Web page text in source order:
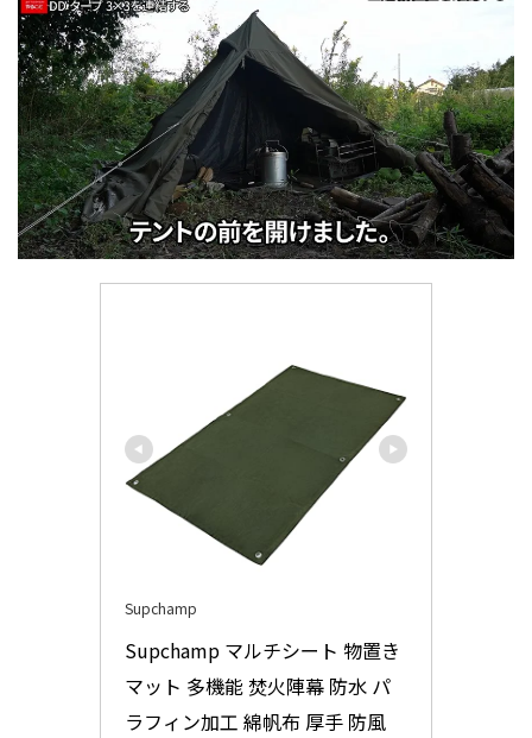
Supchamp
Supchamp マルチシート 物置き
マット 多機能 焚火陣幕 防水 パ
ラフィン加工 綿帆布 厚手 防風